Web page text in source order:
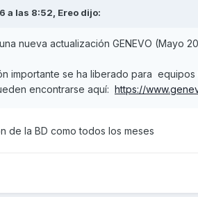
a las 8:52, Ereo dijo:
nueva actualización GENEVO (Mayo
importante se ha liberado para equipos
encontrarse aquí: https://
de la BD como todos los meses